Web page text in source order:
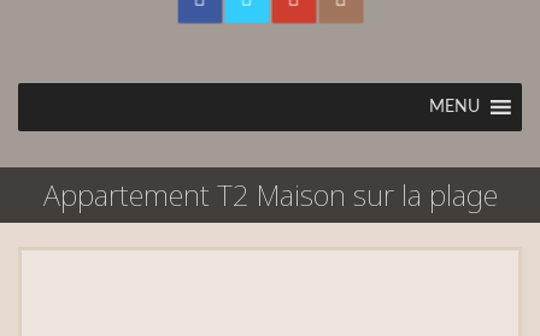
MENU
Appartement T2 Maison sur la plage